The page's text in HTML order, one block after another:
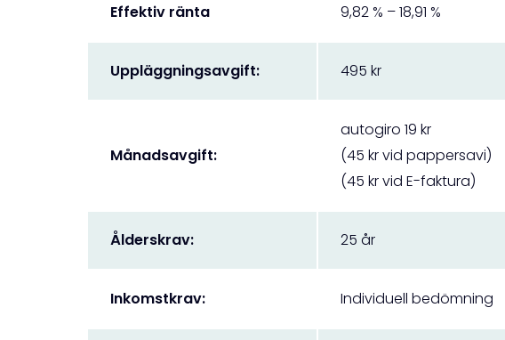
Effektiv ränta 9,82 % – 18,91 %
Uppläggningsavgift: 495 kr
Månadsavgift:
autogiro 19 kr
(45 kr vid pappersavi)
(45 kr vid E-faktura)
Ålderskrav: 25 år
Inkomstkrav: Individuell bedömning